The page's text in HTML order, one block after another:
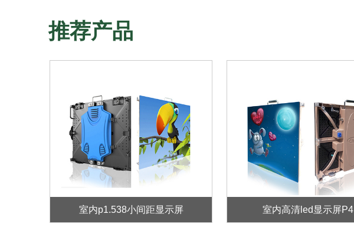
推荐产品
室内p1.538小间距显示屏 室内高清led显示屏P4